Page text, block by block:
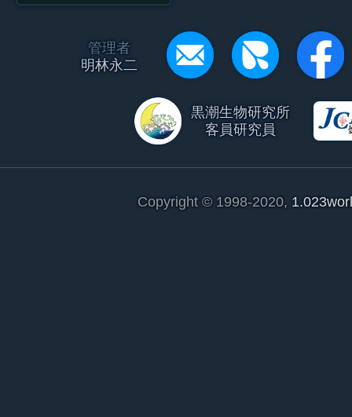
管理者
明林永二
黒潮生物研究所
客員研究員
Copyright © 1998-2020,